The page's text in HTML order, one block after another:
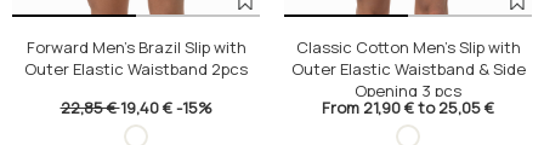
Forward Men's Brazil Slip with
Outer Elastic Waistband 2pcs
22,85 €19,40 €-15%
Classic Cotton Men's Slip with
Outer Elastic Waistband & Side
Opening 3 pcs
From 21,90 € to 25,05 €